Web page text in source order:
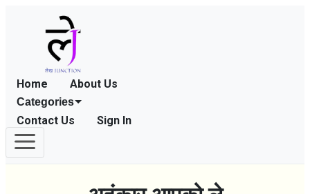
Home About Us
Categories
Contact Us Sign In